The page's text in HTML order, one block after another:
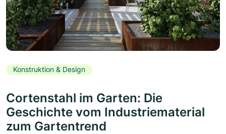
Konstruktion & Design
Cortenstahl im Garten: Die
Geschichte vom Industriematerial
zum Gartentrend